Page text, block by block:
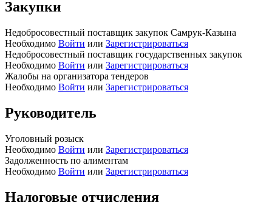
Закупки
Недобросовестный поставщик закупок Самрук-Казына
Необходимо Войти или Зарегистрироваться
Недобросовестный поставщик государственных закупок
Необходимо Войти или Зарегистрироваться
Жалобы на организатора тендеров
Необходимо Войти или Зарегистрироваться
Руководитель
Уголовный розыск
Необходимо Войти или Зарегистрироваться
Задолженность по алиментам
Необходимо Войти или Зарегистрироваться
Налоговые отчисления